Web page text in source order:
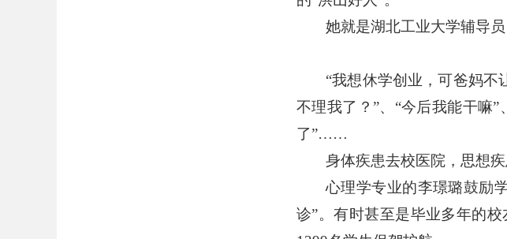
她就是湖北工业大学辅导员
“我想休学创业，可爸妈不
不理我了？ ”、 “今后我能干嘛”、
了”……
身体疾患去校医院，思想
心理学专业的李璟璐鼓励
诊”。有时甚至是毕业多年的